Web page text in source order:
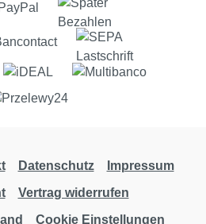
Datenschutz
Impressum
Vertrag widerrufen
Cookie Einstellungen